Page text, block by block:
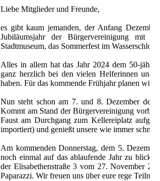
Liebe Mitglieder und Freunde,
es gibt kaum jemanden, der Anfang
Jubiläumsjahr der Bürgervereinigung mit
Stadtmuseum, das Sommerfest im
Alles in allem hat das Jahr 2024 dem 50-
ganz herzlich bei den vielen Helferinnen und
haben. Für das kommende Frühjahr planen wir
Nun steht schon am 7. und 8. Dezember der
Kommt am Stand der Bürgervereinigung
Faust am Durchgang zum Kellereiplatz
importiert) und genießt unsere wie immer
Am kommenden Donnerstag, dem 5.
noch einmal auf das ablaufende Jahr zu
der Elisabethenstraße 3 vom 27. November
Paparazzi. Wir freuen uns über eure rege